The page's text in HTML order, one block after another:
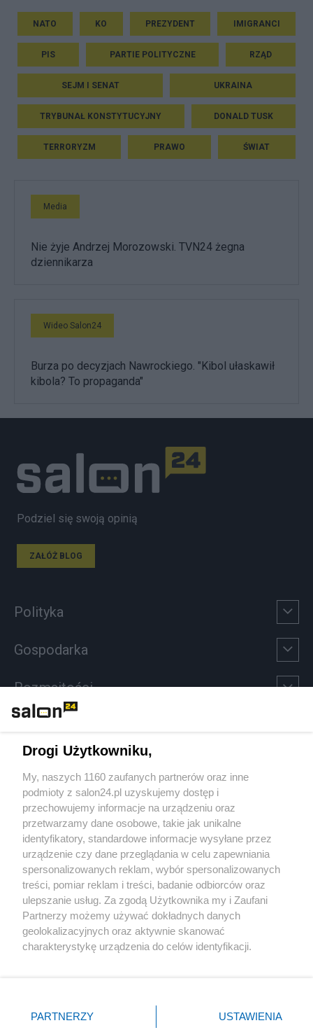
NATO KO PREZYDENT IMIGRANCI
PIS PARTIE POLITYCZNE RZĄD
SEJM I SENAT UKRAINA
TRYBUNAŁ KONSTYTUCYJNY DONALD TUSK
TERRORYZM PRAWO ŚWIAT
Media
Nie żyje Andrzej Morozowski. TVN24 żegna
dziennikarza
Wideo Salon24
Burza po decyzjach Nawrockiego. "Kibol ułaskawił
kibola? To propaganda"
Podziel się swoją opinią
ZAŁÓŻ BLOG
Polityka
Gospodarka
Rozmaitości
Sport
Społeczeństwo
Kultura
X Facebook Instagram Youtube
Drogi Użytkowniku,
My, naszych 1160 zaufanych partnerów oraz inne
podmioty z salon24.pl uzyskujemy dostęp i
przechowujemy informacje na urządzeniu oraz
przetwarzamy dane osobowe, takie jak unikalne
identyfikatory, standardowe informacje wysyłane przez
urządzenie czy dane przeglądania w celu zapewniania
spersonalizowanych reklam, wybór spersonalizowanych
treści, pomiar reklam i treści, badanie odbiorców oraz
ulepszanie usług. Za zgodą Użytkownika my i Zaufani
Partnerzy możemy używać dokładnych danych
geolokalizacyjnych oraz aktywnie skanować
charakterystykę urządzenia do celów identyfikacji.
zmienić/wycofać klikając przycisk ustawień prywatności
znajdujący się w lewym dolnym rogu strony
PARTNERZY USTAWIENIA